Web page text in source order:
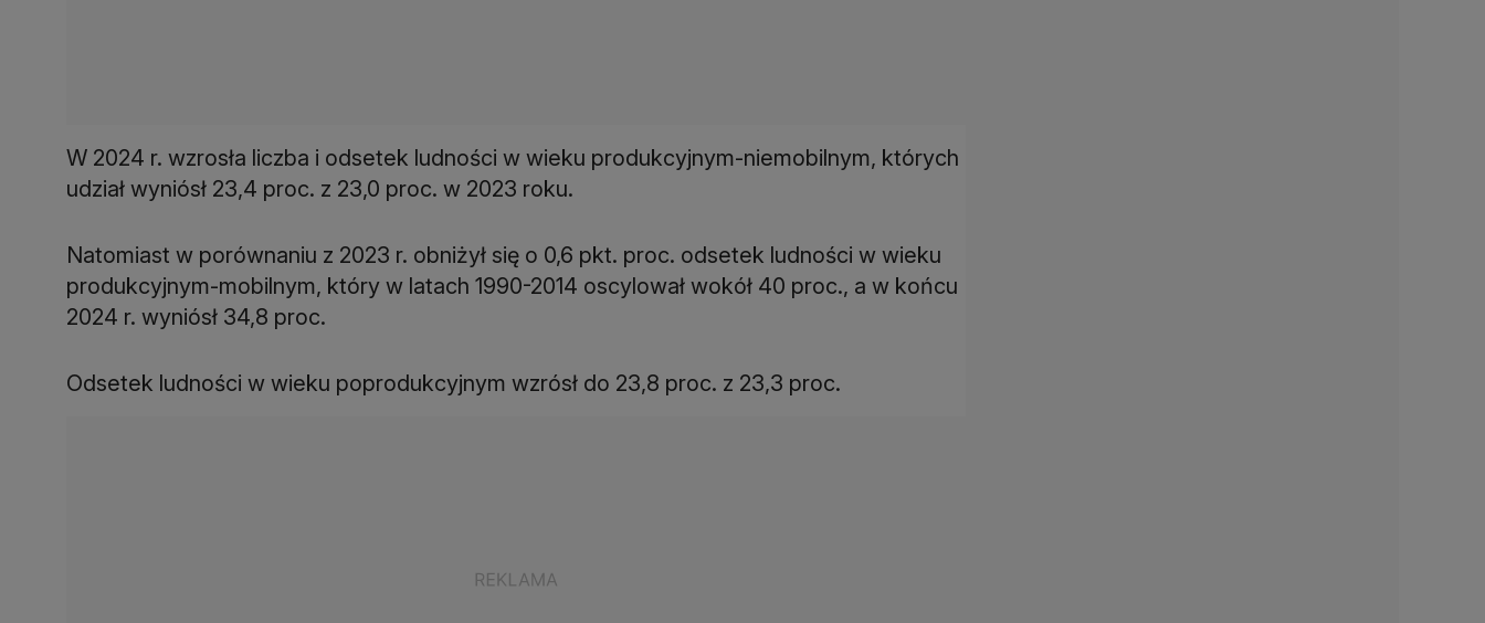
W 2024 r. wzrosła liczba i odsetek ludności w wieku produkcyjnym-niemobilnym, których
Natomiast w porównaniu z 2023 r. obniżył się o 0,6 pkt. proc. odsetek ludności w wieku
produkcyjnym-mobilnym, który w latach 1990-2014 oscylował wokół 40 proc., a w końcu
Odsetek ludności w wieku poprodukcyjnym wzrósł do 23,8 proc. z 23,3 proc.